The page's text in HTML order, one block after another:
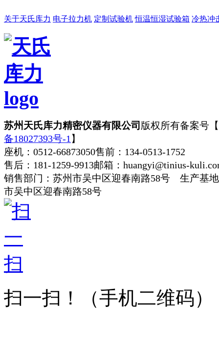
关于天氏库力 电子拉力机 定制试验机 恒温恒湿试验箱 冷热冲
苏州天氏库力精密仪器有限公司 版权所有备案号【
备18027393号-1 】
座机：0512-66873050售前：134-0513-1752
售后：181-1259-9913邮箱：huangyi@tinius-
销售部门：苏州市吴中区迎春南路58号 生产基
市吴中区迎春南路58号
扫一扫！ （手机二维码）